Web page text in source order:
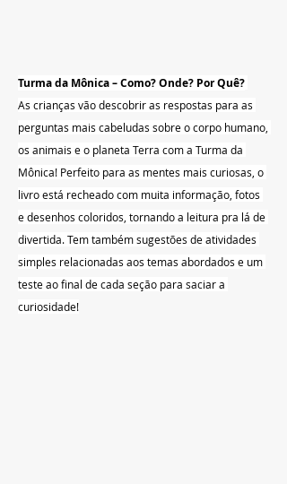
Turma da Mônica – Como? Onde? Por Quê?
As crianças vão descobrir as respostas para as
perguntas mais cabeludas sobre o corpo humano,
os animais e o planeta Terra com a Turma da
Mônica! Perfeito para as mentes mais curiosas, o
livro está recheado com muita informação, fotos
e desenhos coloridos, tornando a leitura pra lá de
divertida. Tem também sugestões de atividades
simples relacionadas aos temas abordados e um
teste ao final de cada seção para saciar a
curiosidade!